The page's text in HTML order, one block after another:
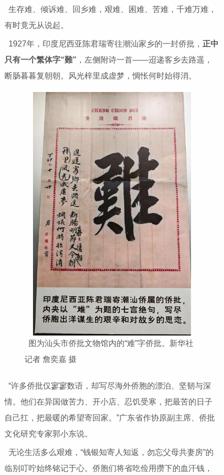
生存难、倾诉难、回乡难，艰难、困难、苦难，千难万难，
有时竟无从说起。
1927年，印度尼西亚陈君瑞寄往潮汕家乡的一封侨批， 正中
只有一个繁体字“難” ，左侧附诗一首——迢递客乡去路遥，
断肠暮暮复朝朝。风光梓里成虚梦，惆怅何时始得消。
图为汕头市侨批文物馆内的“难”字侨批。新华社
记者 詹奕嘉 摄
“许多侨批仅寥寥数语，却写尽海外侨胞的漂泊、坚韧与深
情。他们在异国做苦力、开小店、忍饥受寒，把最苦的日子
自己扛，把最暖的希望寄回家。”广东省作协原副主席、侨批
文化研究专家郭小东说。
无论生活多么艰难，“钱银知寄人知返，勿忘父母共妻房”的
临别叮咛始终铭记于心。侨胞们将省吃俭用攒下的血汗钱，